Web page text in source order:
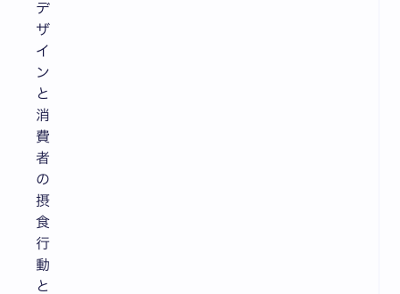
デ
ザ
イ
ン
と
消
費
者
の
摂
食
行
動
と